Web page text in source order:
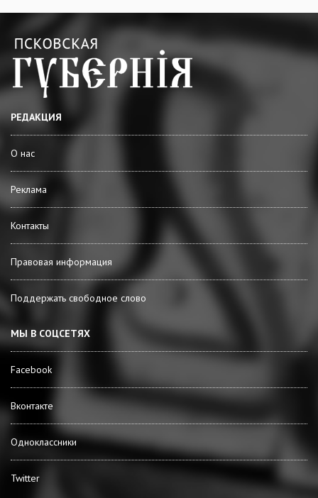
РЕДАКЦИЯ
О нас
Реклама
Контакты
Правовая информация
Поддержать свободное слово
МЫ В СОЦСЕТЯХ
Facebook
Вконтакте
Одноклассники
Twitter